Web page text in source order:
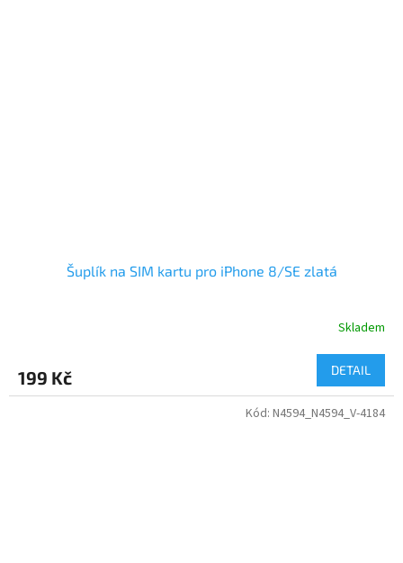
Šuplík na SIM kartu pro iPhone 8/SE zlatá
Skladem
199 Kč DETAIL
Kód: N4594_N4594_V-4184